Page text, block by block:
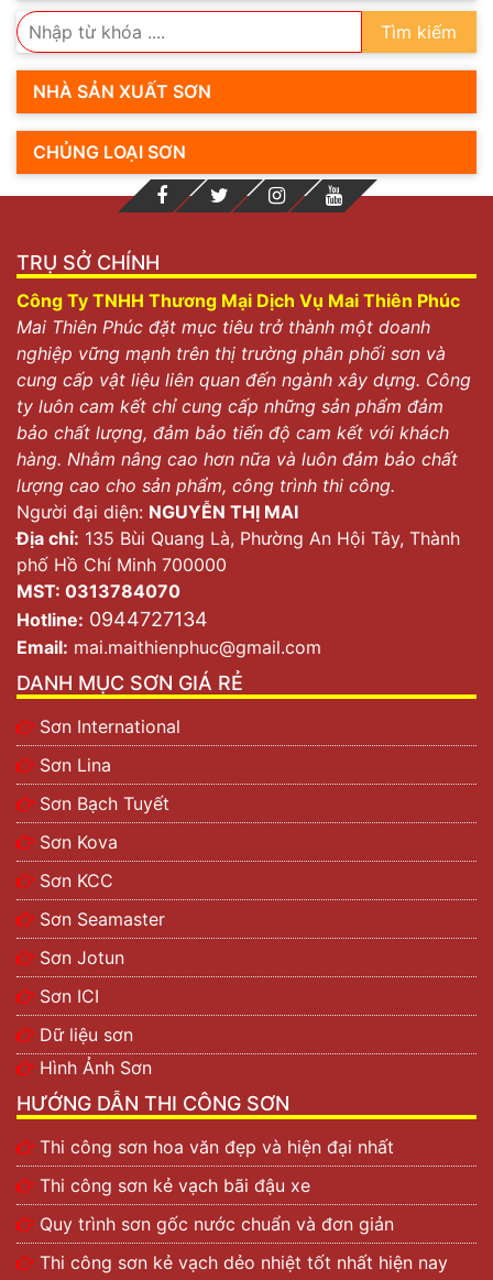
Tìm kiếm
NHÀ SẢN XUẤT SƠN
CHỦNG LOẠI SƠN
TRỤ SỞ CHÍNH
Công Ty TNHH Thương Mại Dịch Vụ Mai Thiên Phúc
Mai Thiên Phúc đặt mục tiêu trở thành một doanh
nghiệp vững mạnh trên thị trường phân phối sơn và
cung cấp vật liệu liên quan đến ngành xây dựng. Công
ty luôn cam kết chỉ cung cấp những sản phẩm đảm
bảo chất lượng, đảm bảo tiến độ cam kết với khách
hàng. Nhằm nâng cao hơn nữa và luôn đảm bảo chất
lượng cao cho sản phẩm, công trình thi công.
Người đại diện: NGUYỄN THỊ MAI
Địa chỉ: 135 Bùi Quang Là, Phường An Hội Tây, Thành
phố Hồ Chí Minh 700000
MST: 0313784070
Hotline: 0944727134
Email: mai.maithienphuc@gmail.com
DANH MỤC SƠN GIÁ RẺ
Sơn International
Sơn Lina
Sơn Bạch Tuyết
Sơn Kova
Sơn KCC
Sơn Seamaster
Sơn Jotun
Sơn ICI
Dữ liệu sơn
Hình Ảnh Sơn
HƯỚNG DẪN THI CÔNG SƠN
Thi công sơn hoa văn đẹp và hiện đại nhất
Thi công sơn kẻ vạch bãi đậu xe
Quy trình sơn gốc nước chuẩn và đơn giản
Thi công sơn kẻ vạch dẻo nhiệt tốt nhất hiện nay